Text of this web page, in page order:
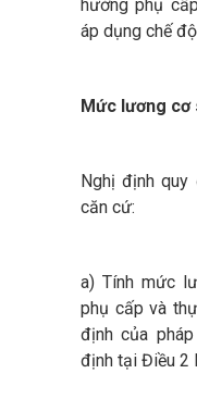
hưởng phụ
áp dụng chế
Mức lương cơ
Nghị định
căn cứ:
a) Tính mức
phụ cấp và
định của
định tại Điều 2